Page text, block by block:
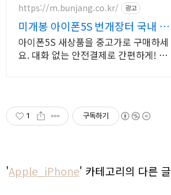
https://m.bunjang.co.kr/ 광고
미개봉 아이폰5S 번개장터 국내 최
대 브랜드 중고거래
아이폰5S 새상품을 중고가로 구매하세
요. 대화 없는 안전결제로 간편하게! 전
1 구독하기
'Apple_iPhone' 카테고리의 다른 글